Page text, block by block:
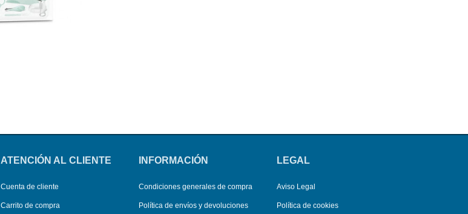
ATENCIÓN AL CLIENTE
Cuenta de cliente
Carrito de compra
INFORMACIÓN
Condiciones generales de compra
Política de envíos y devoluciones
LEGAL
Aviso Legal
Política de cookies